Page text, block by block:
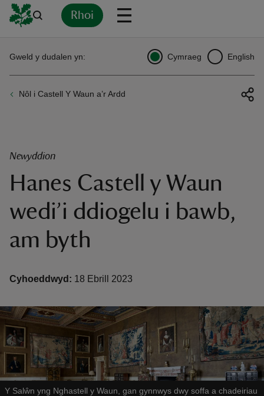
Rhoi
Nôl i Castell Y Waun a’r Ardd
Gweld y dudalen yn: Cymraeg English
Newyddion
Hanes Castell y Waun
wedi’i ddiogelu i bawb,
am byth
Cyhoeddwyd: 18 Ebrill 2023
Y Salŵn yng Nghastell y Waun, gan gynnwys dwy soffa a chadeiriau